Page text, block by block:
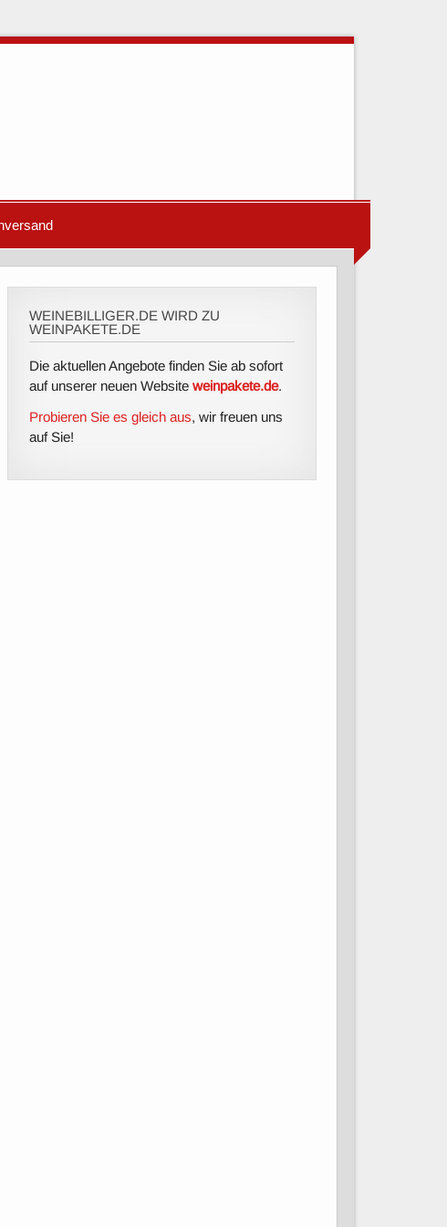
WEINEBILLIGER.DE WIRD ZU
WEINPAKETE.DE
Die aktuellen Angebote finden Sie ab sofort
auf unserer neuen Websiteweinpakete.de.
Probieren Sie es gleich aus, wir freuen uns
auf Sie!